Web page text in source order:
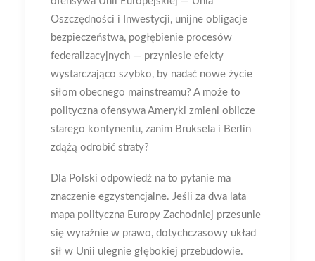
Oszczędności i Inwestycji, unijne obligacje
bezpieczeństwa, pogłębienie procesów
federalizacyjnych — przyniesie efekty
wystarczająco szybko, by nadać nowe życie
siłom obecnego mainstreamu? A może to
polityczna ofensywa Ameryki zmieni oblicze
starego kontynentu, zanim Bruksela i Berlin
zdążą odrobić straty?
Dla Polski odpowiedź na to pytanie ma
znaczenie egzystencjalne. Jeśli za dwa lata
mapa polityczna Europy Zachodniej przesunie
się wyraźnie w prawo, dotychczasowy układ
sił w Unii ulegnie głębokiej przebudowie.